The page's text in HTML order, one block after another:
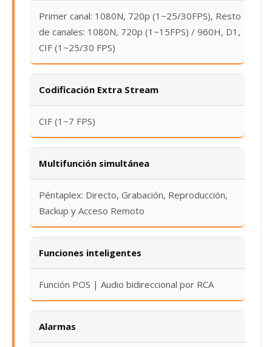
Primer canal: 1080N, 720p (1~25/30FPS), Resto
de canales: 1080N, 720p (1~15FPS) / 960H, D1,
CIF (1~25/30 FPS)
Codificación Extra Stream
CIF (1~7 FPS)
Multifunción simultánea
Péntaplex: Directo, Grabación, Reproducción,
Backup y Acceso Remoto
Funciones inteligentes
Función POS | Audio bidireccional por RCA
Alarmas